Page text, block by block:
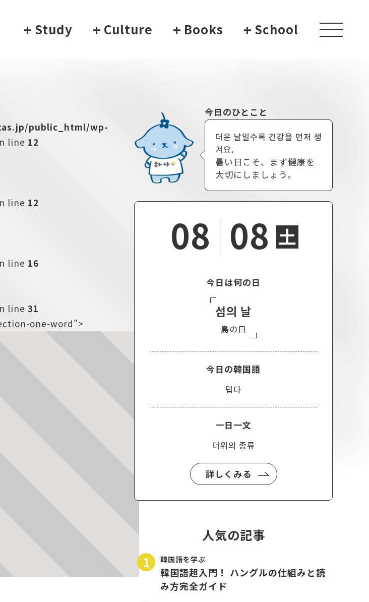
+ Study + Culture + Books + School
toggle
public_html/wp-
line 12
line 12
line 16
line 31
one-word">
今日のひとこと
더운 날일수록 건강을 먼저 챙
겨요.
暑い日こそ、まず健康を
大切にしましょう。
08 08 土
今日は何の日
섬의 날
島の日
今日の韓国語
덥다
一日一文
더위의 종류
詳しくみる
人気の記事
韓国語を学ぶ
韓国語超入門！ ハングルの仕組みと読
み方完全ガイド